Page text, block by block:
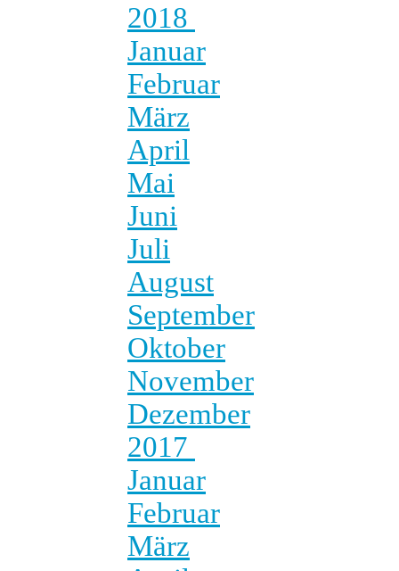
2018
Januar
Februar
März
April
Mai
Juni
Juli
August
September
Oktober
November
Dezember
2017
Januar
Februar
März